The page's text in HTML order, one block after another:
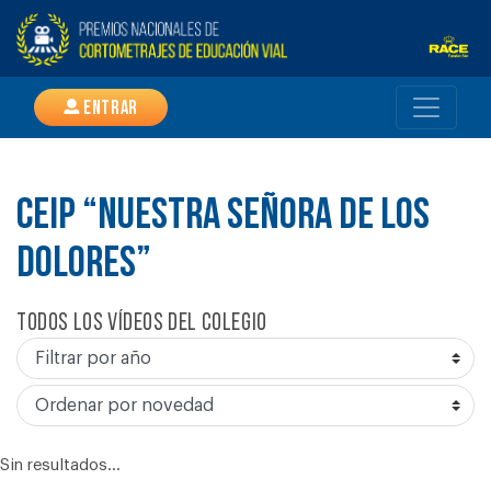
Entrar
CEIP “NUESTRA SEÑORA DE LOS
DOLORES”
Todos los vídeos del colegio
Sin resultados...